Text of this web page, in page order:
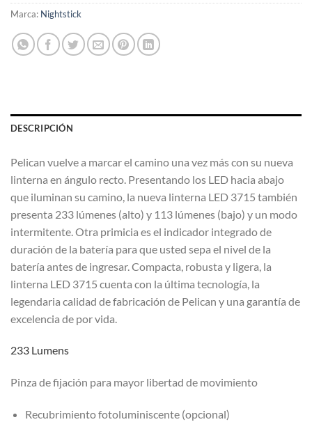
Marca: Nightstick
DESCRIPCIÓN
Pelican vuelve a marcar el camino una vez más con su nueva
linterna en ángulo recto. Presentando los LED hacia abajo
que iluminan su camino, la nueva linterna LED 3715 también
presenta 233 lúmenes (alto) y 113 lúmenes (bajo) y un modo
intermitente. Otra primicia es el indicador integrado de
duración de la batería para que usted sepa el nivel de la
batería antes de ingresar. Compacta, robusta y ligera, la
linterna LED 3715 cuenta con la última tecnología, la
legendaria calidad de fabricación de Pelican y una garantía de
excelencia de por vida.
233 Lumens
Pinza de fijación para mayor libertad de movimiento
Recubrimiento fotoluminiscente (opcional)